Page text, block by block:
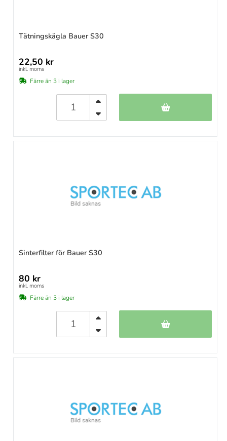
Tätningskägla Bauer S30
22,50 kr
inkl. moms
Färre än 3 i lager
Sinterfilter för Bauer S30
80 kr
inkl. moms
Färre än 3 i lager